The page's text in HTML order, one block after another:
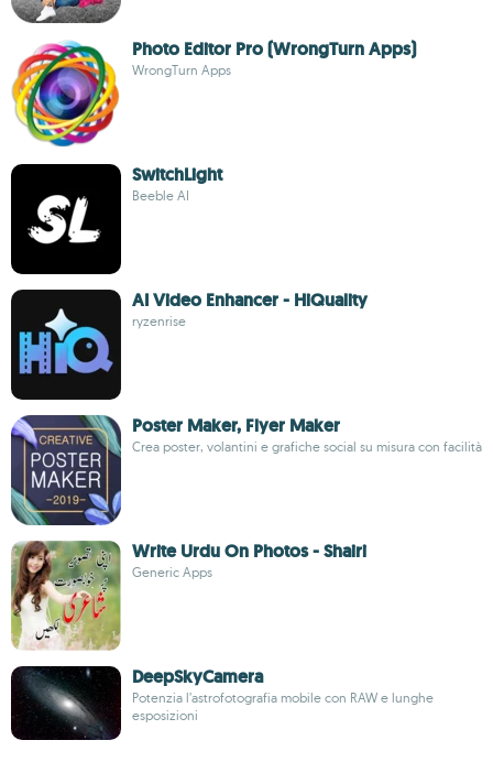
Photo Editor Pro (WrongTurn Apps)
WrongTurn Apps
SwitchLight
Beeble AI
AI Video Enhancer - HiQuality
ryzenrise
Poster Maker, Flyer Maker
Crea poster, volantini e grafiche social su misura con facilità
Write Urdu On Photos - Shairi
Generic Apps
DeepSkyCamera
Potenzia l’astrofotografia mobile con RAW e lunghe
esposizioni